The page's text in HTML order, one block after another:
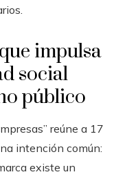
impulsa
social
público
reúne a 17
intención común:
existe un